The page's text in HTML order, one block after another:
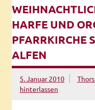
HARFE UND
PFARRKIRCHE
ALFEN
5. Januar 2010
hinterlassen